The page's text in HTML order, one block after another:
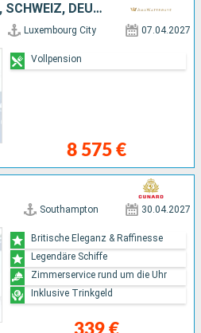
NORDLAND, SÜDAFRIKA, SCHWEIZ, DEUTSCHLAND, FRANKREICH
Luxembourg City 07.04.2027
8 575 €
Vollpension
Southampton 30.04.2027
Britische Eleganz & Raffinesse
Legendäre Schiffe
Zimmerservice rund um die Uhr
Inklusive Trinkgeld